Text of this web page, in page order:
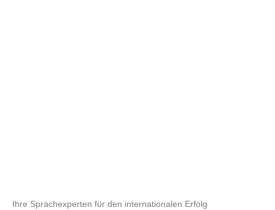
Ihre Sprachexperten für den internationalen Erfolg